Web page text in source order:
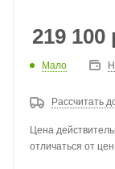
219 100
Мало
Рассчитать
Цена
отличаться от